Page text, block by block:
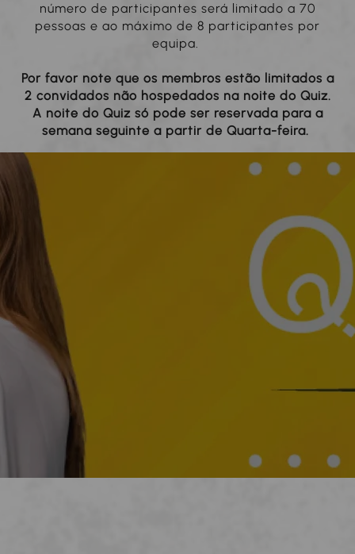
número de participantes será limitado a 70
pessoas e ao máximo de 8 participantes por
equipa.
Por favor note que os membros estão limitados a
2 convidados não hospedados na noite do Quiz.
A noite do Quiz só pode ser reservada para a
semana seguinte a partir de Quarta-feira.